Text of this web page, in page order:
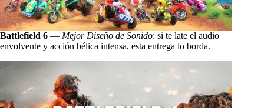
Battlefield 6 — Mejor Diseño de Sonido: si te late el audio
envolvente y acción bélica intensa, esta entrega lo borda.